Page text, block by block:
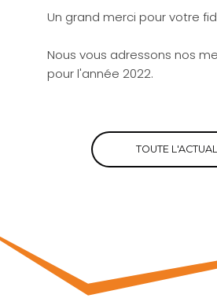
Un grand merci pour votre
Nous vous adressons nos
pour l'année 2022.
TOUTE